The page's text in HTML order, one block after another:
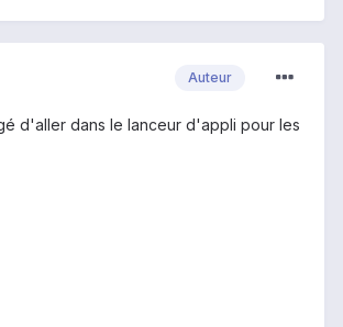
Auteur
d'aller dans le lanceur d'appli pour les